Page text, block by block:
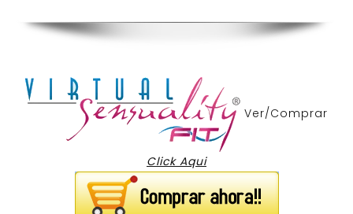
Ver/Comprar
Click Aqui